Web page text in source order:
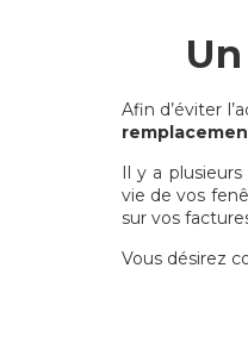
Afin d’éviter
Il y a
vie de vos
sur vos
Vous désirez